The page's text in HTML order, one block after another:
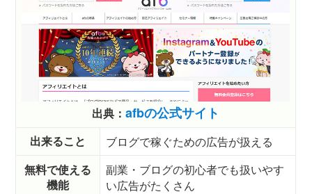
出典： afbの公式サイト
出来ること
ブログで稼ぐための広告が扱える
無料で使える
機能
副業・ブログの初心者でも扱いやす
い広告がたくさん